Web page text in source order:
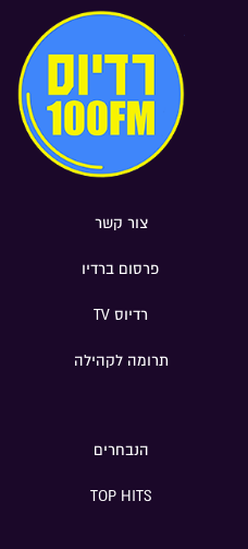
צור קשר
פרסום ברדיו
רדיוס TV
תרומה לקהילה
הנבחרים
TOP HITS